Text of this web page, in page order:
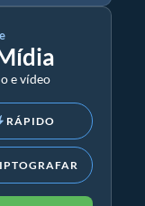
e vídeo
RÁPIDO